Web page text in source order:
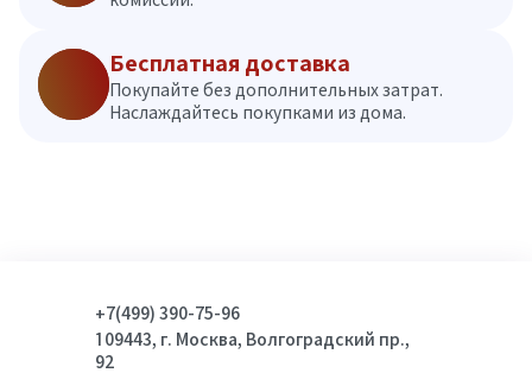
Бесплатная доставка
Покупайте без дополнительных затрат.
Наслаждайтесь покупками из дома.
+7(499) 390-75-96
109443, г. Москва, Волгоградский пр.,
92